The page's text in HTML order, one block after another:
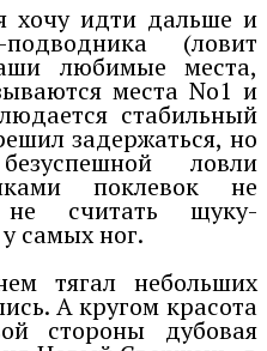
хочу идти дальше и
(ловит
любимые места,
места No1 и
стабильный
задержаться, но
ловли
поклевок не
не считать щуку-
самых ног.
тягал небольших
А кругом красота
стороны дубовая